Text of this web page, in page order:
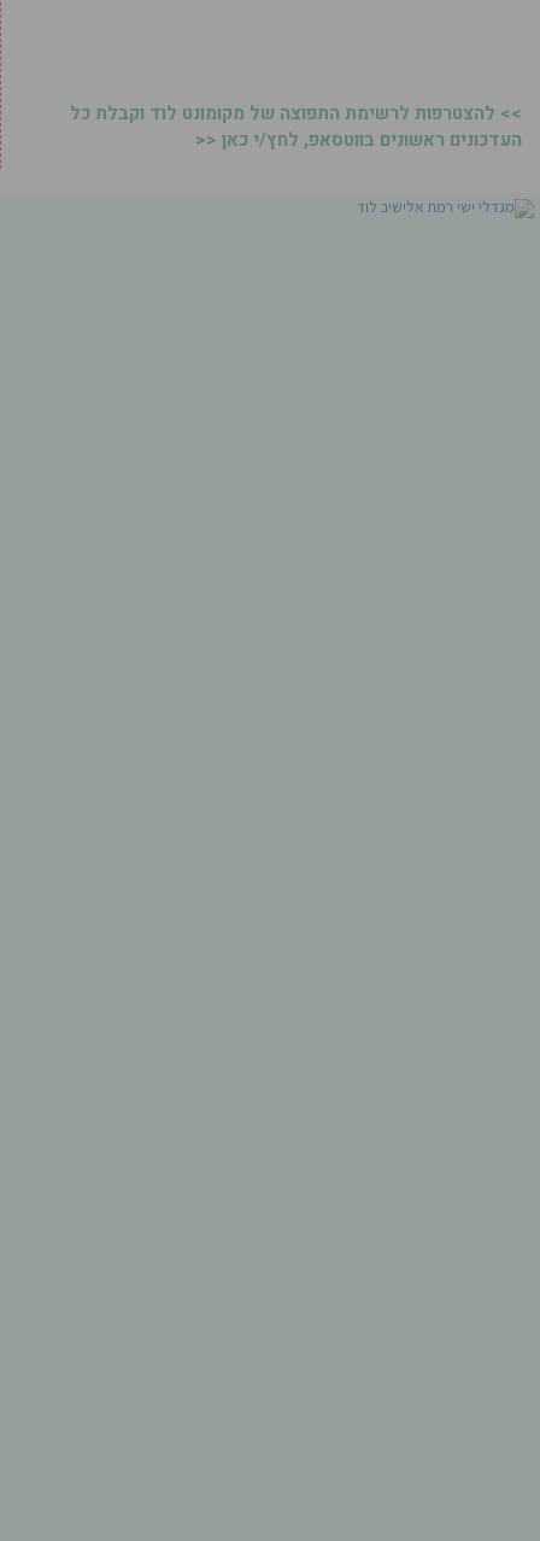
>> להצטרפות לרשימת התפוצה של מקומונט לוד וקבלת כל
העדכונים ראשונים בווטסאפ, לחץ/י כאן <<